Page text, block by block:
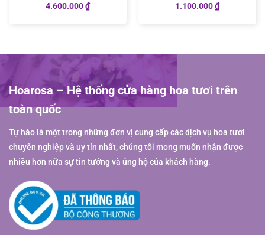
4.600.000₫ 1.100.000₫
Hoarosa – Hệ thống cửa hàng hoa tươi trên
toàn quốc
Tự hào là một trong những đơn vị cung cấp các dịch vụ hoa tươi
chuyên nghiệp và uy tín nhất, chúng tôi mong muốn nhận được
nhiều hơn nữa sự tin tưởng và ủng hộ của khách hàng.